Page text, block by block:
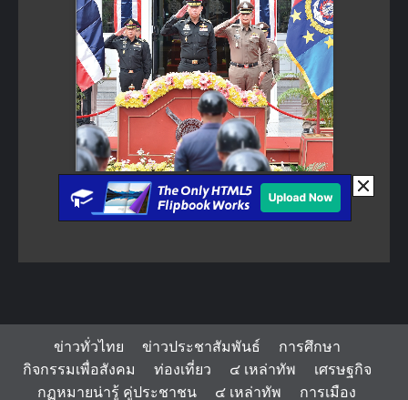
ข่าวทั่วไทย ข่าวประชาสัมพันธ์
การศึกษา
กิจกรรมเพื่อสังคม
ท่องเที่ยว ๔ เหล่าทัพ
เศรษฐกิจ
กฏหมายน่ารู้ คู่ประชาชน
๔ เหล่าทัพ การเมือง